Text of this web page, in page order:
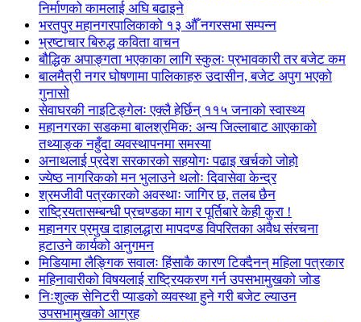
निर्माणको कामलाई अघि बढाइने
भरतपुर महानगरपालिकाको १३ औँ नगरसभा सम्पन्न
भ्रष्टाचार बिरुद्ध कविता वाचन
बौद्धिक अपाङ्गता भएकाका लागि स्कुलः प्रभावकारी तर बजेट कम
बालमैत्री नगर घोषणामा पालिकाहरु उदासीन, बजेट अपुग भएको
गुनासो
सेवाघरकी नाइटिङ्गेलः एक्लै हेर्छिन् ११५ जनाको स्वास्थ्य
महानगरका सडकमा बालश्रमिक: अन्य जिल्लाबाट आएकाको
तथ्याङ्क नहुँदा व्यवस्थापनमा समस्या
अनाथलाई प्रदेश सरकारको सहयोगः पढाइ खर्चको जोहो
ज्येष्ठ नागरिकको मन भुलाउने थलोः दिवासेवा केन्द्र
श्रमजीवी पत्रकारको अवस्थाः जागिर छ, तलब छैन
राष्ट्रियतासम्बन्धी प्रचण्डका माग र पूर्तिबारे केही कुरा !
महानगर प्रमुख दाहालद्धारा मापदण्ड विपरितका अवैध संरचना
हटाउने कार्यको अनुगमन
मिडियामा लैङ्गिक सवालः हिंसाकै कारण टिक्दैनन् महिला पत्रकार
महिनावारीको विषयलाई राष्ट्रियकरण गर्न उपसभामुखको जोड
निःशुल्क सेनिटरी प्याडको व्यवस्था हुने गरी बजेट ल्याउन
उपसभामुखको आग्रह